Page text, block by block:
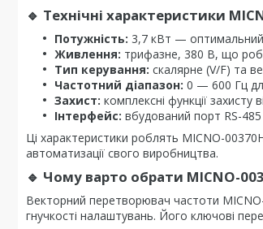
🔹 Технічні характеристики
Потужність: 3,7 кВт —
Живлення: трифазне, 380 В, що
Тип керування: скалярне (V/F) та
Частотний діапазон: 0 — 600 Гц
Захист: комплексні функції
Інтерфейс: вбудований порт RS-485
Ці характеристики роблять MICNO-
автоматизації свого виробництва.
🔹 Чому варто обрати MICNO-
Векторний перетворювач частоти
гнучкості налаштувань. Його ключові